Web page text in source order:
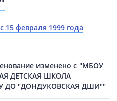
15 февраля 1999 года
изменено с "МБОУ
ДЕТСКАЯ ШКОЛА
ДО "ДОНДУКОВСКАЯ ДШИ""